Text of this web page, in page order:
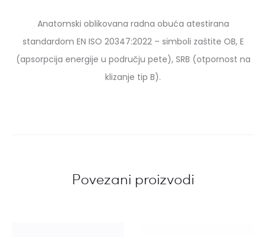
Anatomski oblikovana radna obuća atestirana
standardom EN ISO 20347:2022 – simboli zaštite OB, E
(apsorpcija energije u području pete), SRB (otpornost na
klizanje tip B).
Povezani proizvodi